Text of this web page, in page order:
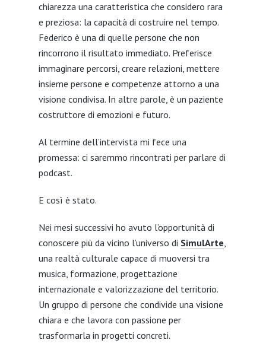
chiarezza una caratteristica che considero rara
e preziosa: la capacità di costruire nel tempo.
Federico è una di quelle persone che non
rincorrono il risultato immediato. Preferisce
immaginare percorsi, creare relazioni, mettere
insieme persone e competenze attorno a una
visione condivisa. In altre parole, è un paziente
costruttore di emozioni e futuro.
Al termine dell’intervista mi fece una
promessa: ci saremmo rincontrati per parlare di
podcast.
E così è stato.
Nei mesi successivi ho avuto l’opportunità di
conoscere più da vicino l’universo di SimulArte,
una realtà culturale capace di muoversi tra
musica, formazione, progettazione
internazionale e valorizzazione del territorio.
Un gruppo di persone che condivide una visione
chiara e che lavora con passione per
trasformarla in progetti concreti.